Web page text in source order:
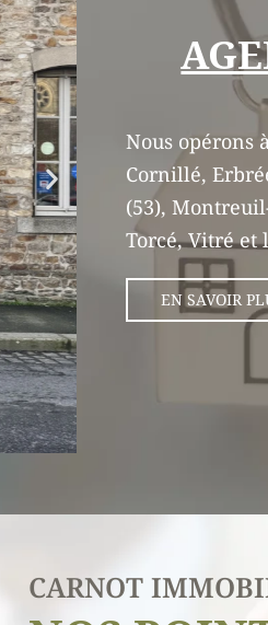
Nous opérons
Cornillé,
(53),
Torcé, Vitré et
EN SAVOIR
CARNOT